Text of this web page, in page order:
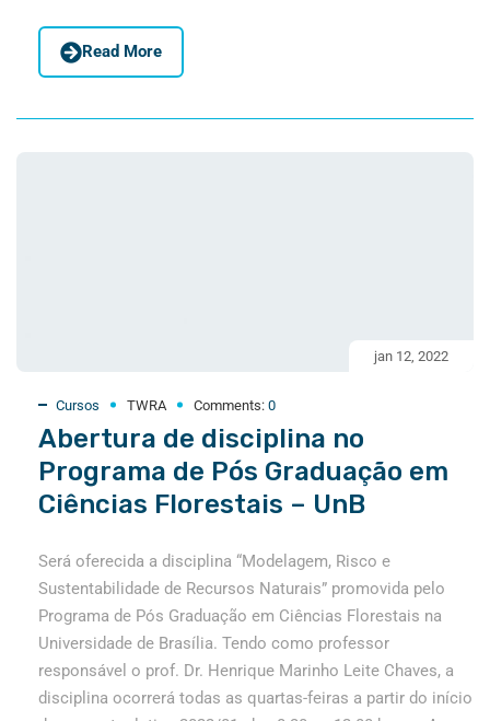
Read More
jan 12, 2022
Cursos TWRA Comments: 0
Abertura de disciplina no
Programa de Pós Graduação em
Ciências Florestais – UnB
Será oferecida a disciplina “Modelagem, Risco e
Sustentabilidade de Recursos Naturais” promovida pelo
Programa de Pós Graduação em Ciências Florestais na
Universidade de Brasília. Tendo como professor
responsável o prof. Dr. Henrique Marinho Leite Chaves, a
disciplina ocorrerá todas as quartas-feiras a partir do início